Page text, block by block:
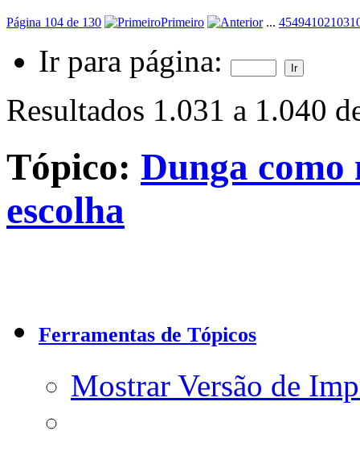
Página 104 de 130 Primeiro ... 45494102103
Ir para página:
Resultados 1.031 a 1.040
Tópico: Dunga como
escolha
Ferramentas de Tópicos
Mostrar Versão de